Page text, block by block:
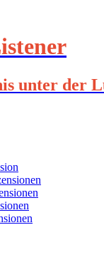
unter der